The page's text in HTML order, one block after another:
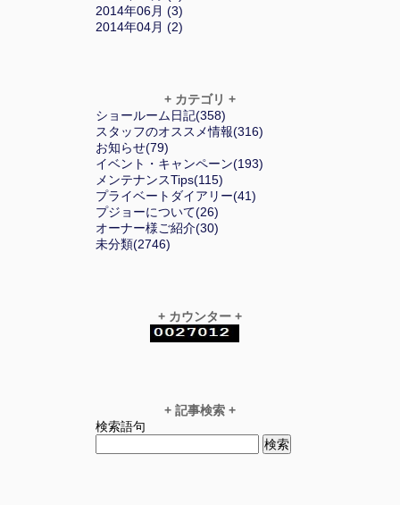
2014年06月 (3)
2014年04月 (2)
+ カテゴリ +
ショールーム日記(358)
スタッフのオススメ情報(316)
お知らせ(79)
イベント・キャンペーン(193)
メンテナンスTips(115)
プライベートダイアリー(41)
プジョーについて(26)
オーナー様ご紹介(30)
未分類(2746)
+ カウンター +
+ 記事検索 +
検索語句